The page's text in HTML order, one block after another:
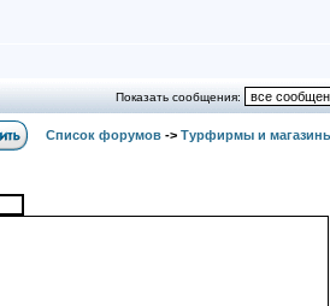
Показать сообщения:
Список форумов -> Турфирмы и